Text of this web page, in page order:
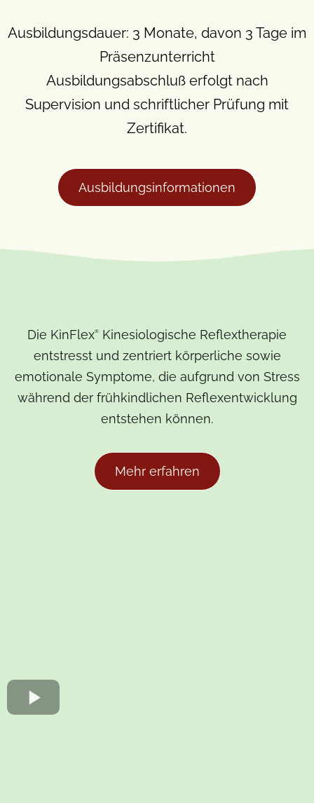
Ausbildungsdauer: 3 Monate, davon 3 Tage im
Präsenzunterricht
Ausbildungsabschluß erfolgt nach
Supervision und schriftlicher Prüfung mit
Zertifikat.
Ausbildungsinformationen
Die KinFlex®
Kinesiologische Reflextherapie
entstresst und zentriert körperliche sowie
emotionale Symptome, die aufgrund von Stress
während der frühkindlichen Reflexentwicklung
entstehen können.
Mehr erfahren